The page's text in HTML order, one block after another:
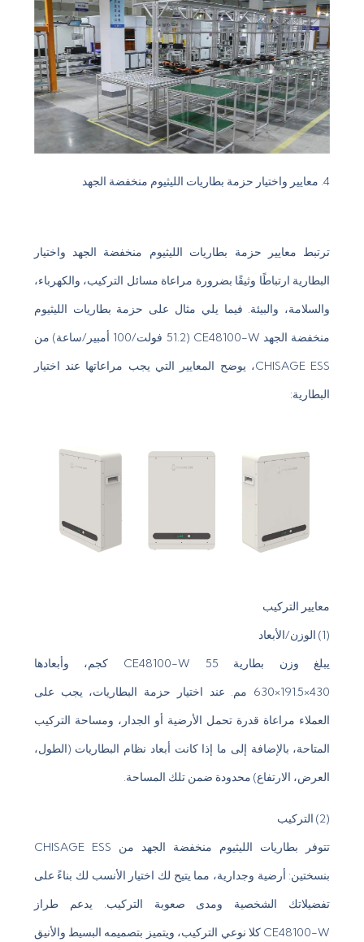
ترتبط معايير حزمة بطاريات الليثيوم منخفضة الجهد واختيار
البطارية ارتباطًا وثيقًا بضرورة مراعاة مسائل التركيب، والكهرباء،
والسلامة، والبيئة. فيما يلي مثال على حزمة بطاريات الليثيوم
منخفضة الجهد CE48100-W (51.2 فولت/100 أمبير/ساعة) من
CHISAGE ESS، يوضح المعايير التي يجب مراعاتها عند اختيار
البطارية:
معايير التركيب
يبلغ وزن بطارية CE48100-W 55 كجم، وأبعادها
430×191.5×630 مم. عند اختيار حزمة البطاريات، يجب على
العملاء مراعاة قدرة تحمل الأرضية أو الجدار، ومساحة التركيب
المتاحة، بالإضافة إلى ما إذا كانت أبعاد نظام البطاريات (الطول،
العرض، الارتفاع) محدودة ضمن تلك المساحة.
تتوفر بطاريات الليثيوم منخفضة الجهد من CHISAGE ESS
بنسختين: أرضية وجدارية، مما يتيح لك اختيار الأنسب لك بناءً على
تفضيلاتك الشخصية ومدى صعوبة التركيب. يدعم طراز
CE48100-W كلا نوعي التركيب، ويتميز بتصميمه البسيط والأنيق